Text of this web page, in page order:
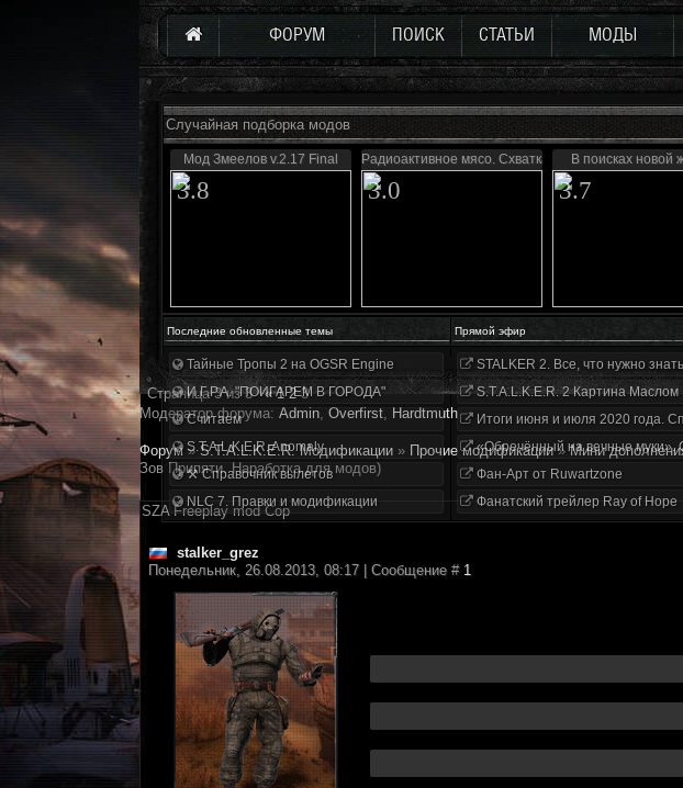
ФОРУМ ПОИСК СТАТЬИ МОДЫ
Случайная подборка модов
Мод Змеелов v.2.17 Final
3.8
Радиоактивное мясо. Схватка
3.0
В поисках новой
3.7
Последние обновленные темы Прямой эфир
Тайные Тропы 2 на OGSR Engine
И.Г.Р.А. "ПОИГАРЕМ В ГОРОДА"
Считаем
S.T.A.L.K.E.R. Anomaly
⚒ Справочник вылетов
NLC 7. Правки и модификации
STALKER 2. Все, что нужно
S.T.A.L.K.E.R. 2 Картина Маслом
Итоги июня и июля 2020 года.
«Обречённый на вечные муки».
Фан-Арт от Ruwartzone
Фанатский трейлер Ray of Hope
Страница3из3 « 1 2 3
Модератор форума: Аdmin, Overfirst, Hardtmuth
Форум » S.T.A.L.K.E.R. Модификации » Прочие модификации » Мини
Зов Припяти. Наработка для модов)
SZA Freeplay mod Cop
stalker_grez
Понедельник, 26.08.2013, 08:17 | Сообщение # 1